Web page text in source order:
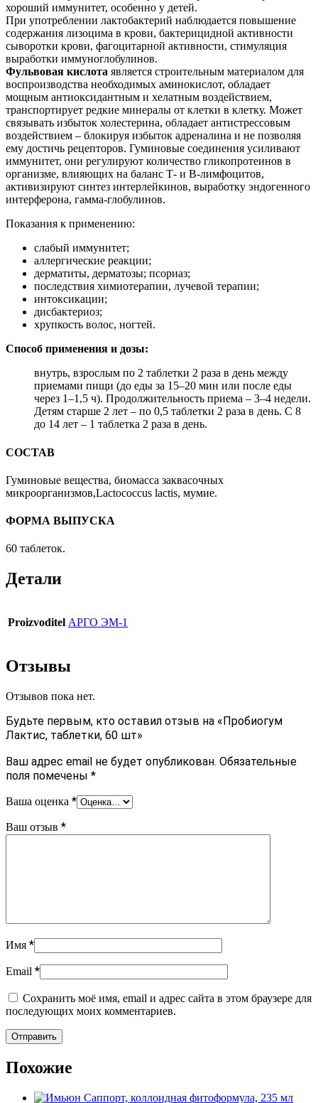
хороший иммунитет, особенно у детей.
При употреблении лактобактерий наблюдается повышение
содержания лизоцима в крови, бактерицидной активности
сыворотки крови, фагоцитарной активности, стимуляция
выработки иммуноглобулинов.
Фульвовая кислота является строительным материалом для
воспроизводства необходимых аминокислот, обладает
мощным антиоксидантным и хелатным воздействием,
транспортирует редкие минералы от клетки в клетку. Может
связывать избыток холестерина, обладает антистрессовым
воздействием – блокируя избыток адреналина и не позволяя
ему достичь рецепторов. Гуминовые соединения усиливают
иммунитет, они регулируют количество гликопротеинов в
организме, влияющих на баланс Т- и В-лимфоцитов,
активизируют синтез интерлейкинов, выработку эндогенного
интерферона, гамма-глобулинов.
Показания к применению:
слабый иммунитет;
аллергические реакции;
дерматиты, дерматозы; псориаз;
последствия химиотерапии, лучевой терапии;
интоксикации;
дисбактериоз;
хрупкость волос, ногтей.
Способ применения и дозы:
внутрь, взрослым по 2 таблетки 2 раза в день между
приемами пищи (до еды за 15–20 мин или после еды
через 1–1,5 ч). Продолжительность приема – 3–4 недели.
Детям старше 2 лет – по 0,5 таблетки 2 раза в день. С 8
до 14 лет – 1 таблетка 2 раза в день.
СОСТАВ
Гуминовые вещества, биомасса заквасочных
микроорганизмов,Lactococcus lactis, мумие.
ФОРМА ВЫПУСКА
60 таблеток.
Детали
Proizvoditel АРГО ЭМ-1
Отзывы
Отзывов пока нет.
Будьте первым, кто оставил отзыв на «Пробиогум
Лактис, таблетки, 60 шт»
Ваш адрес email не будет опубликован. Обязательные
поля помечены *
Ваша оценка *
Ваш отзыв *
Имя *
Email *
Сохранить моё имя, email и адрес сайта в этом браузере для
последующих моих комментариев.
Похожие